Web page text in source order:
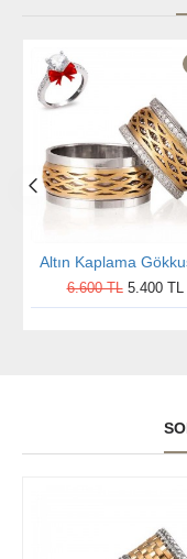
6.600 TL 5.400 TL